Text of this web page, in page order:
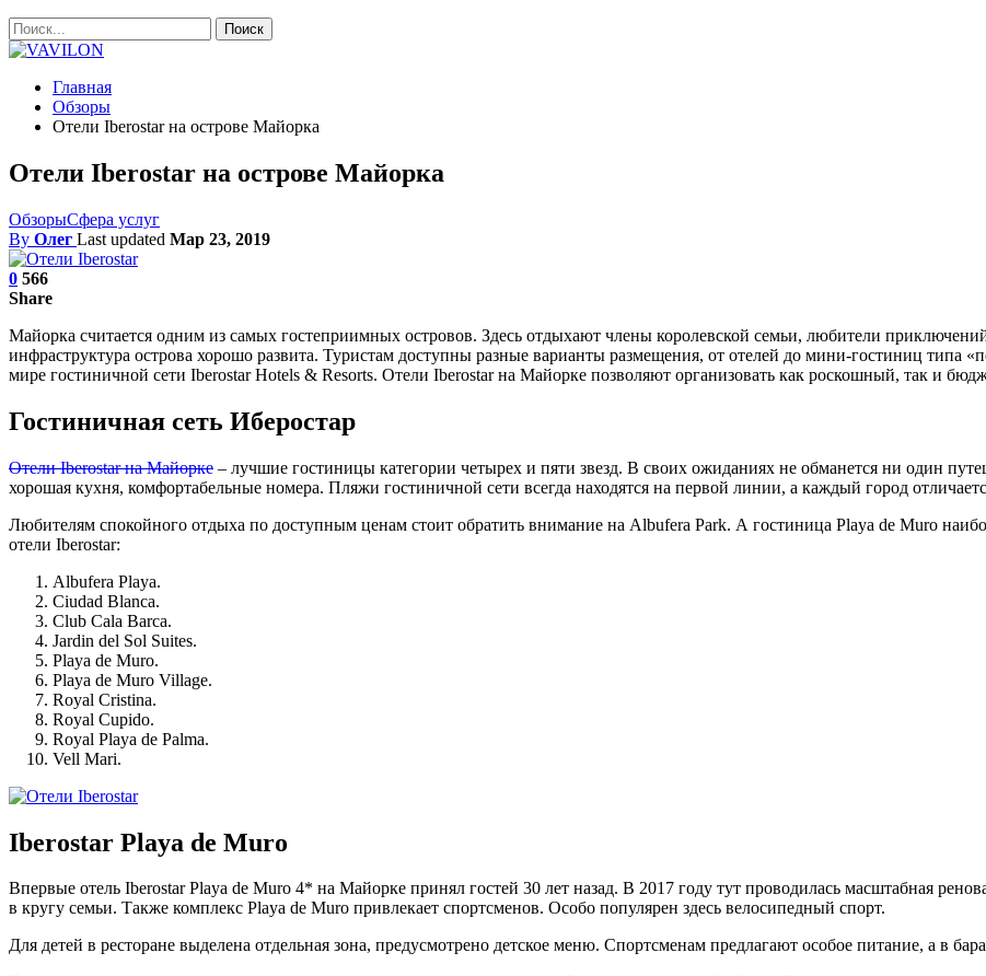
Главная
Обзоры
Отели Iberostar на острове Майорка
Отели Iberostar на острове Майорка
ОбзорыСфера услуг
By Олег Last updated Мар 23, 2019
0 566
Share
Майорка считается одним из самых гостеприимных островов. Здесь отдыхают члены королевской семьи, любители
инфраструктура острова хорошо развита. Туристам доступны разные варианты размещения, от отелей до мини-гостиниц типа
мире гостиничной сети Iberostar Hotels & Resorts. Отели Iberostar на Майорке позволяют организовать как роскошный, так и
Гостиничная сеть Иберостар
Отели Iberostar на Майорке – лучшие гостиницы категории четырех и пяти звезд. В своих ожиданиях не обманется ни один
хорошая кухня, комфортабельные номера. Пляжи гостиничной сети всегда находятся на первой линии, а каждый город
Любителям спокойного отдыха по доступным ценам стоит обратить внимание на Albufera Park. А гостиница Playa de Muro
отели Iberostar:
Albufera Playa.
Ciudad Blanca.
Club Cala Barca.
Jardin del Sol Suites.
Playa de Muro.
Playa de Muro Village.
Royal Cristina.
Royal Cupido.
Royal Playa de Palma.
Vell Mari.
Iberostar Playa de Muro
Впервые отель Iberostar Playa de Muro 4* на Майорке принял гостей 30 лет назад. В 2017 году тут проводилась масштабная
в кругу семьи. Также комплекс Playa de Muro привлекает спортсменов. Особо популярен здесь велосипедный спорт.
Для детей в ресторане выделена отдельная зона, предусмотрено детское меню. Спортсменам предлагают особое питание, а в